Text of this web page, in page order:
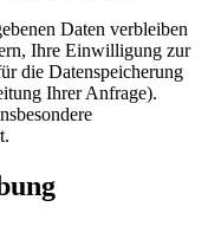
Daten verbleiben
Ihre Einwilligung zur
die Datenspeicherung
Ihrer Anfrage).